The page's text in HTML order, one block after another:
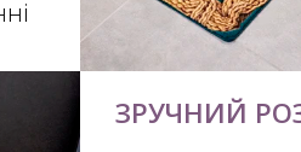
ЗРУЧНИЙ